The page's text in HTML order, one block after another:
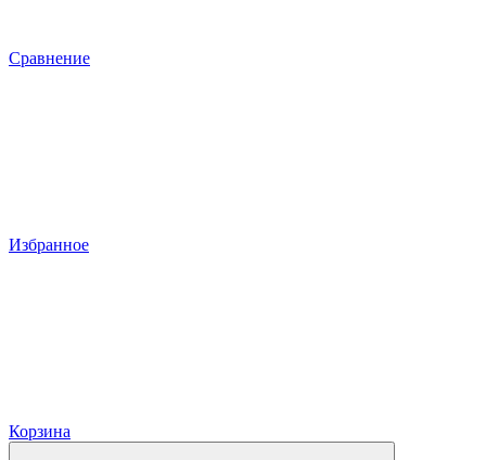
Сравнение
Избранное
Корзина